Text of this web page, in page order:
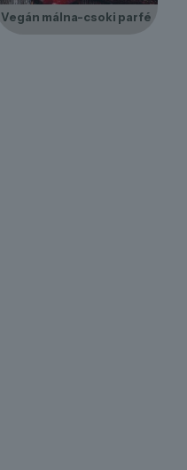
Vegán málna-csoki parfé